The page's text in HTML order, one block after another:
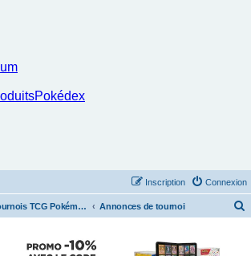
Connexion
Inscription
Tournois TCG Pokémon & Stratégie Annonces de tournoi